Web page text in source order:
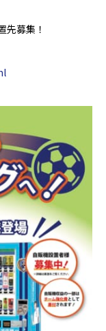
先募集！